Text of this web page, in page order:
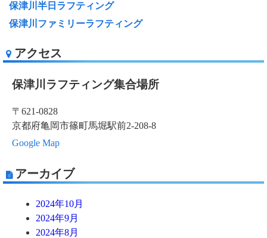
保津川半日ラフティング
保津川ファミリーラフティング
アクセス
保津川ラフティング集合場所
〒621-0828
京都府亀岡市篠町馬堀駅前2-208-8
Google Map
アーカイブ
2024年10月
2024年9月
2024年8月